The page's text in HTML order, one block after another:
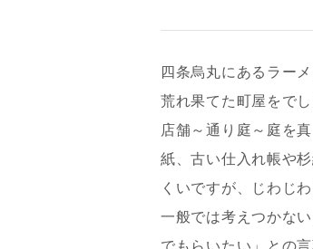
四条烏丸にあるラーメ
荒れ果てた町屋をで
店舗～通り庭～庭を
紙、古い仕入れ帳や
くいですが、じわじ
一般では考えつかな
でもらいたい」との